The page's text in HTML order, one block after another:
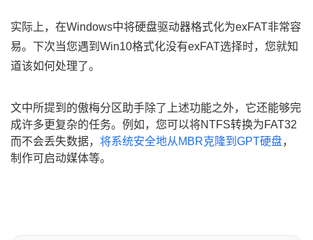
实际上，在Windows中将硬盘驱动器格式化为exFAT非常容
易。下次当您遇到Win10格式化没有exFAT选择时，您就知
道该如何处理了。
文中所提到的傲梅分区助手除了上述功能之外，它还能够完
成许多更复杂的任务。例如，您可以将NTFS转换为FAT32
而不会丢失数据， 将系统安全地从MBR克隆到GPT硬盘，
制作可启动媒体等。